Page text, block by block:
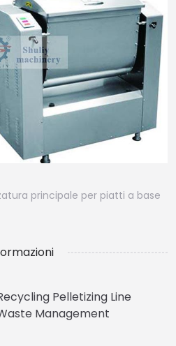
principale per piatti a base
Pelletizing Line
Management